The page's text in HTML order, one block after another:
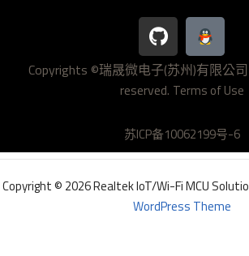
G
i
t
h
u
Copyrights ©瑞晟微电子(苏州)有限公
reserved. Terms of Use
苏ICP备10062199号-6
Copyright © 2026 Realtek IoT/Wi-Fi MCU
WordPress Theme